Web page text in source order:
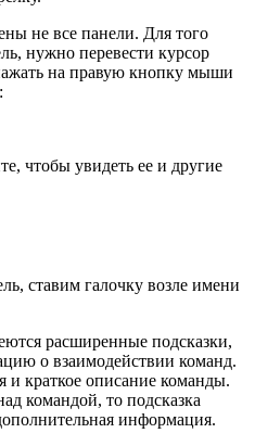
не все панели. Для того
нужно перевести курсор
на правую кнопку мыши
чтобы увидеть ее и другие
ставим галочку возле имени
расширенные подсказки,
о взаимодействии команд.
и краткое описание команды.
командой, то подсказка
информация.